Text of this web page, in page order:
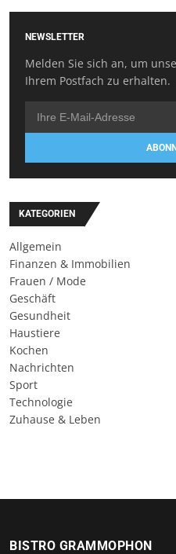
NEWSLETTER
Melden Sie sich an, um
Ihrem Postfach zu erhalten.
KATEGORIEN
Allgemein
Finanzen & Immobilien
Frauen / Mode
Geschäft
Gesundheit
Haustiere
Kochen
Nachrichten
Sport
Technologie
Zuhause & Leben
BISTRO GRAMMOPHON